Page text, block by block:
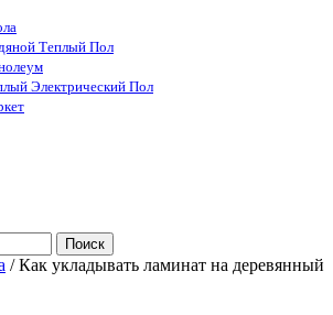
Теплый Пол
Электрический Пол
Поиск
/Как укладывать ламинат на деревянный